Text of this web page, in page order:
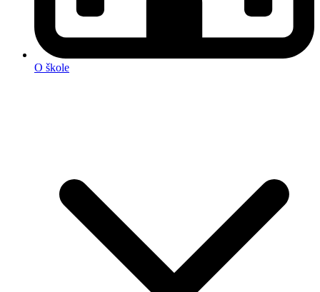
O škole